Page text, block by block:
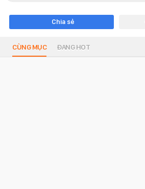
Chia sẻ
CÙNG MỤC ĐANG HOT